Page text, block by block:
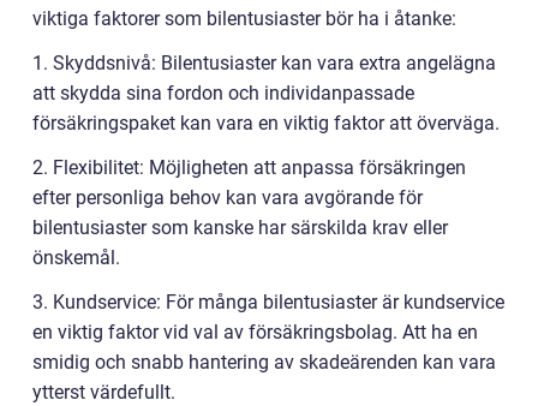
viktiga faktorer som bilentusiaster bör ha i åtanke:
1. Skyddsnivå: Bilentusiaster kan vara extra angelägna
att skydda sina fordon och individanpassade
försäkringspaket kan vara en viktig faktor att överväga.
2. Flexibilitet: Möjligheten att anpassa försäkringen
efter personliga behov kan vara avgörande för
bilentusiaster som kanske har särskilda krav eller
önskemål.
3. Kundservice: För många bilentusiaster är kundservice
en viktig faktor vid val av försäkringsbolag. Att ha en
smidig och snabb hantering av skadeärenden kan vara
ytterst värdefullt.